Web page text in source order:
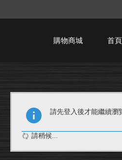
購物商城 首頁
請先登入後才能繼續瀏
請稍候...